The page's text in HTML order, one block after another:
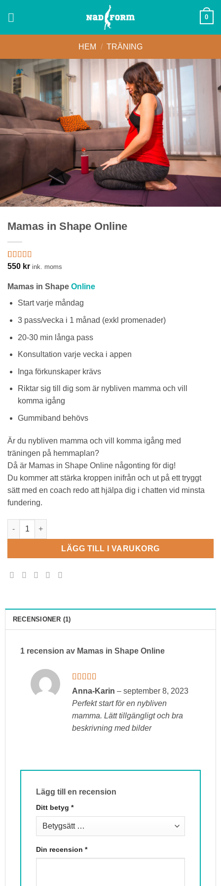
0
HEM / TRÄNING
Mamas in Shape Online
Betygsatt
baserat på
1
kundrecension
550 kr ink. moms
Mamas in Shape Online
Start varje måndag
3 pass/vecka i 1 månad (exkl promenader)
20-30 min långa pass
Konsultation varje vecka i appen
Inga förkunskaper krävs
Riktar sig till dig som är nybliven mamma och vill
komma igång
Gummiband behövs
Är du nybliven mamma och vill komma igång med
träningen på hemmaplan?
Då är Mamas in Shape Online någonting för dig!
Du kommer att stärka kroppen inifrån och ut på ett tryggt
sätt med en coach redo att hjälpa dig i chatten vid minsta
fundering.
Mamas in Shape Online mängd
LÄGG TILL I VARUKORG
RECENSIONER (1)
1 recension av Mamas in Shape Online
Betygsatt
4 av 5
Anna-Karin – september 8, 2023
Perfekt start för en nybliven
mamma. Lätt tillgängligt och bra
beskrivning med bilder
Lägg till en recension
Ditt betyg *
Din recension *